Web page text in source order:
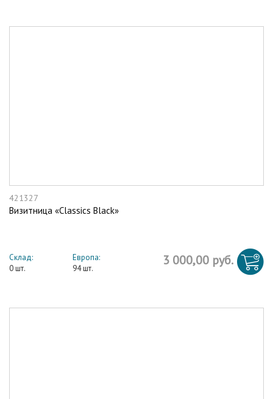
421327
Визитница «Classics Black»
Склад:
0 шт.
Европа:
94 шт.
3 000,00 руб.